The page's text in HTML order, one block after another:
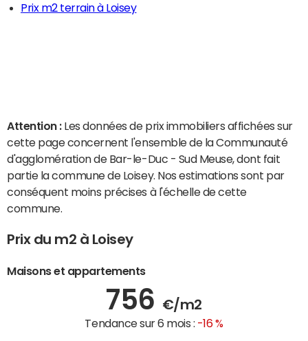
Prix m2 terrain à Loisey
Attention : Les données de prix immobiliers affichées sur
cette page concernent l'ensemble de la Communauté
d'agglomération de Bar-le-Duc - Sud Meuse, dont fait
partie la commune de Loisey. Nos estimations sont par
conséquent moins précises à l'échelle de cette
commune.
Prix du m2 à Loisey
Maisons et appartements
756 €/m2
Tendance sur 6 mois : -16 %